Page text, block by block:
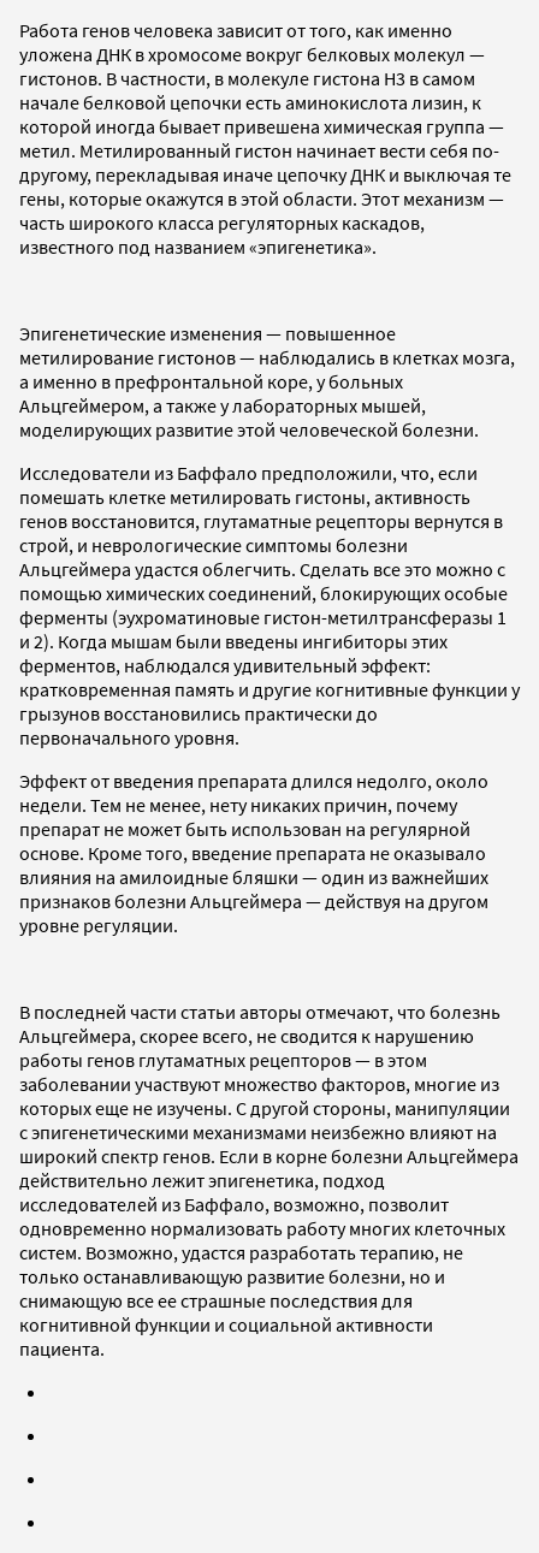
Работа генов человека зависит от того, как именно
уложена ДНК в хромосоме вокруг белковых молекул —
гистонов. В частности, в молекуле гистона H3 в самом
начале белковой цепочки есть аминокислота лизин, к
которой иногда бывает привешена химическая группа —
метил. Метилированный гистон начинает вести себя по-
другому, перекладывая иначе цепочку ДНК и выключая те
гены, которые окажутся в этой области. Этот механизм —
часть широкого класса регуляторных каскадов,
известного под названием «эпигенетика».
Эпигенетические изменения — повышенное
метилирование гистонов — наблюдались в клетках мозга,
а именно в префронтальной коре, у больных
Альцгеймером, а также у лабораторных мышей,
моделирующих развитие этой человеческой болезни.
Исследователи из Баффало предположили, что, если
помешать клетке метилировать гистоны, активность
генов восстановится, глутаматные рецепторы вернутся в
строй, и неврологические симптомы болезни
Альцгеймера удастся облегчить. Сделать все это можно с
помощью химических соединений, блокирующих особые
ферменты (эухроматиновые гистон-метилтрансферазы 1
и 2). Когда мышам были введены ингибиторы этих
ферментов, наблюдался удивительный эффект:
кратковременная память и другие когнитивные функции у
грызунов восстановились практически до
первоначального уровня.
Эффект от введения препарата длился недолго, около
недели. Тем не менее, нету никаких причин, почему
препарат не может быть использован на регулярной
основе. Кроме того, введение препарата не оказывало
влияния на амилоидные бляшки — один из важнейших
признаков болезни Альцгеймера — действуя на другом
уровне регуляции.
В последней части статьи авторы отмечают, что болезнь
Альцгеймера, скорее всего, не сводится к нарушению
работы генов глутаматных рецепторов — в этом
заболевании участвуют множество факторов, многие из
которых еще не изучены. С другой стороны, манипуляции
с эпигенетическими механизмами неизбежно влияют на
широкий спектр генов. Если в корне болезни Альцгеймера
действительно лежит эпигенетика, подход
исследователей из Баффало, возможно, позволит
одновременно нормализовать работу многих клеточных
систем. Возможно, удастся разработать терапию, не
только останавливающую развитие болезни, но и
снимающую все ее страшные последствия для
когнитивной функции и социальной активности
пациента.